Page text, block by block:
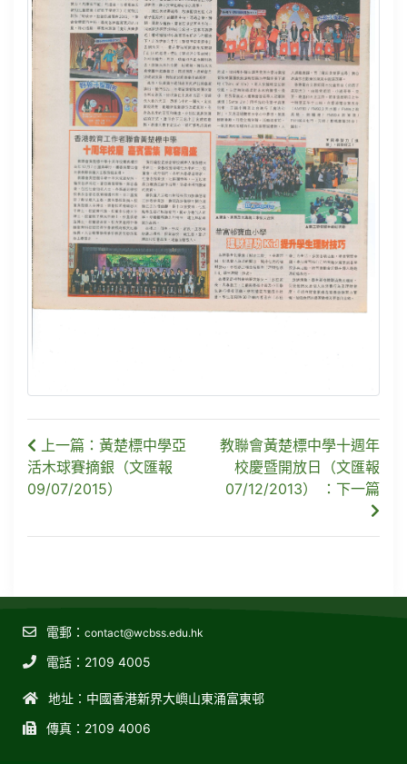
上一篇：黃楚標中學亞
活木球賽摘銀（文匯報
09/07/2015）
教聯會黃楚標中學十週年
校慶暨開放日（文匯報
07/12/2013） ：下一篇
電郵： contact@wcbss.edu.hk
電話：2109 4005
地址：中國香港新界大嶼山東涌富東邨
傳真：2109 4006